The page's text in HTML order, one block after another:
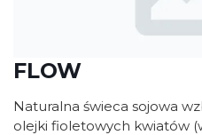
FLOW
Naturalna świeca sojowa
olejki fioletowych kwiatów